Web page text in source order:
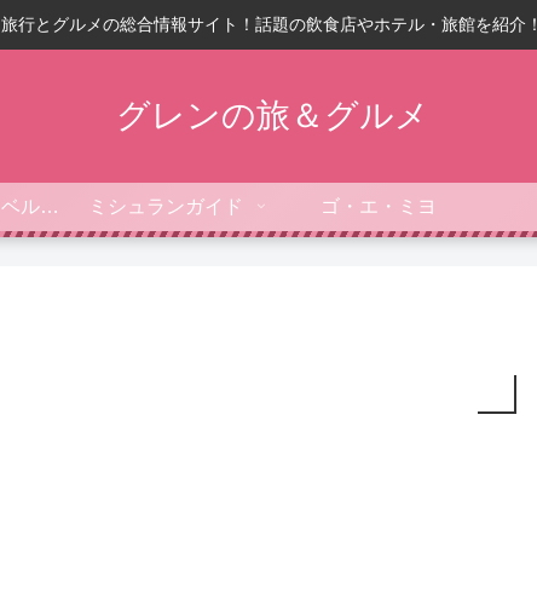
旅行とグルメの総合情報サイト！話題の飲食店やホテル・旅館を紹介！
グレンの旅＆グルメ
フォーブス・トラベルガイド ミシュランガイド ゴ・エ・ミヨ